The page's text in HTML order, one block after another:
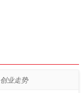
创业走势